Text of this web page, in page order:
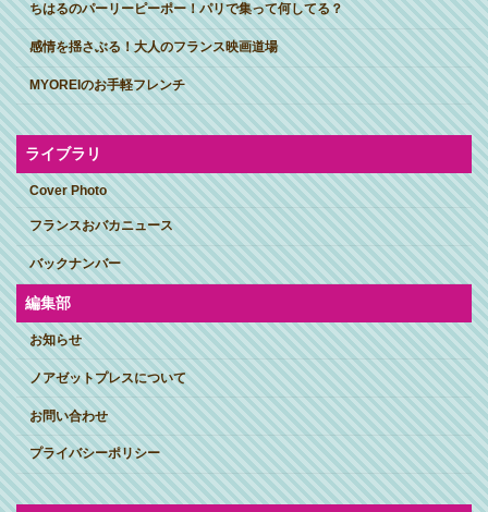
ちはるのパーリーピーポー！パリで集って何してる？
感情を揺さぶる！大人のフランス映画道場
MYOREIのお手軽フレンチ
ライブラリ
Cover Photo
フランスおバカニュース
バックナンバー
編集部
お知らせ
ノアゼットプレスについて
お問い合わせ
プライバシーポリシー